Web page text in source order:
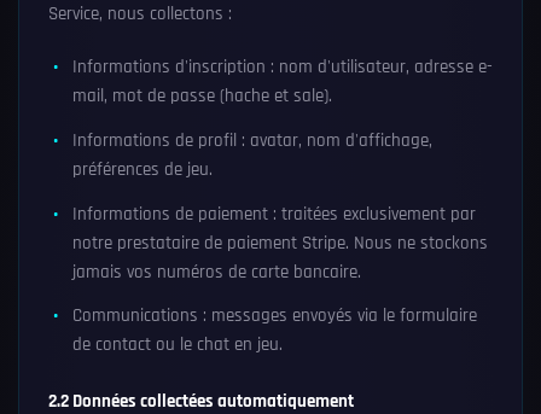
Service, nous collectons :
Informations d'inscription : nom d'utilisateur, adresse e-
mail, mot de passe (hache et sale).
Informations de profil : avatar, nom d'affichage,
préférences de jeu.
Informations de paiement : traitées exclusivement par
notre prestataire de paiement Stripe. Nous ne stockons
jamais vos numéros de carte bancaire.
Communications : messages envoyés via le formulaire
de contact ou le chat en jeu.
2.2 Données collectées automatiquement